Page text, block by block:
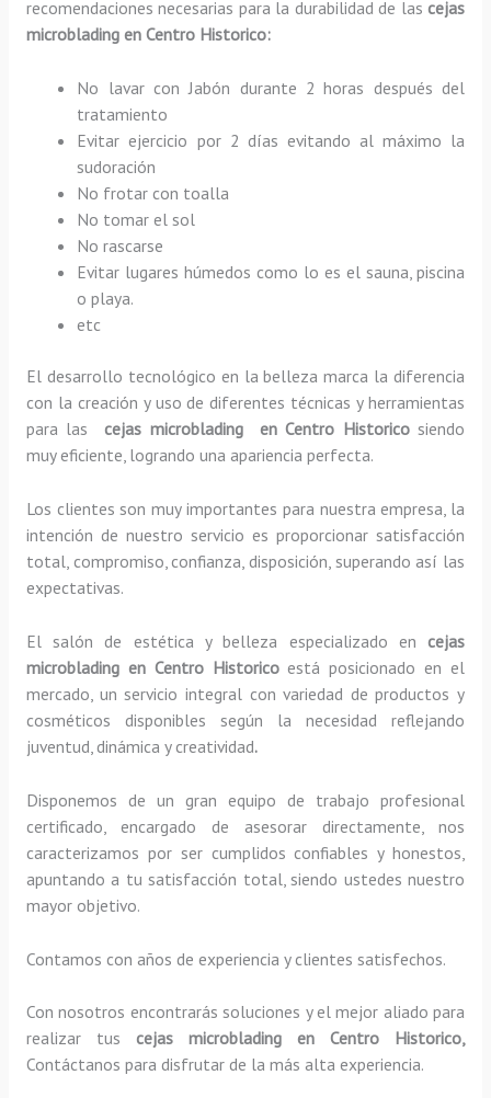
recomendaciones necesarias para la durabilidad de lascejas
microblading en Centro Historico:
No lavar con Jabón durante 2 horas después del
tratamiento
Evitar ejercicio por 2 días evitando al máximo la
sudoración
No frotar con toalla
No tomar el sol
No rascarse
Evitar lugares húmedos como lo es el sauna, piscina
o playa.
etc
El desarrollo tecnológico en la belleza marca la diferencia
con la creación y uso de diferentes técnicas y herramientas
para lascejas microblading en Centro Historicosiendo
muy eficiente, logrando una apariencia perfecta.
Los clientes son muy importantes para nuestra empresa, la
intención de nuestro servicio es proporcionar satisfacción
total, compromiso, confianza, disposición, superando así las
expectativas.
El salón de estética y belleza especializado encejas
microblading en Centro Historicoestá posicionado en el
mercado, un servicio integral con variedad de productos y
cosméticos disponibles según la necesidad reflejando
juventud, dinámica y creatividad.
Disponemos de un gran equipo de trabajo profesional
certificado, encargado de asesorar directamente, nos
caracterizamos por ser cumplidos confiables y honestos,
apuntando a tu satisfacción total, siendo ustedes nuestro
mayor objetivo.
Contamos con años de experiencia y clientes satisfechos.
Con nosotros encontrarás soluciones y el mejor aliado para
realizar tus cejas microblading en Centro Historico,
Contáctanos para disfrutar de la más alta experiencia.